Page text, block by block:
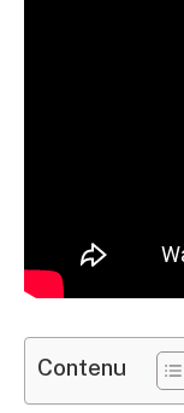
Contenu